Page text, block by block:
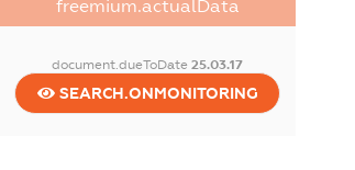
freemium.actualData
document.dueToDate25.03.17
SEARCH.ONMONITORING